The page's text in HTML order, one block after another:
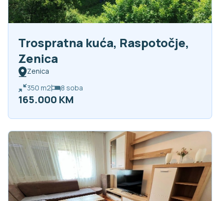
Trospratna kuća, Raspotočje,
Zenica
Zenica
350 m2 8 soba
165.000 KM